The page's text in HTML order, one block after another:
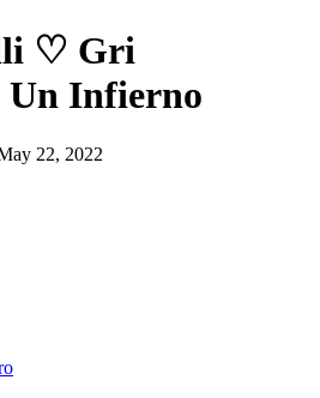
♡ Gri
Infierno
22, 2022